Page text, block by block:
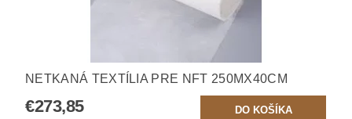
NETKANÁ TEXTÍLIA PRE NFT 250MX40CM
€273,85